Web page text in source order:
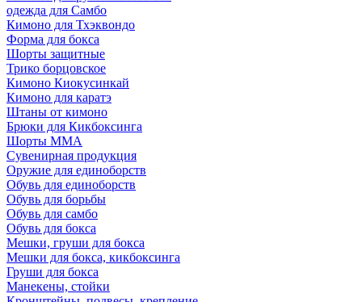
одежда для Самбо
Кимоно для Тхэквондо
Форма для бокса
Шорты защитные
Трико борцовское
Кимоно Киокусинкай
Кимоно для каратэ
Штаны от кимоно
Брюки для Кикбоксинга
Шорты ММА
Сувенирная продукция
Оружие для единоборств
Обувь для единоборств
Обувь для борьбы
Обувь для самбо
Обувь для бокса
Мешки, груши для бокса
Мешки для бокса, кикбоксинга
Груши для бокса
Манекены, стойки